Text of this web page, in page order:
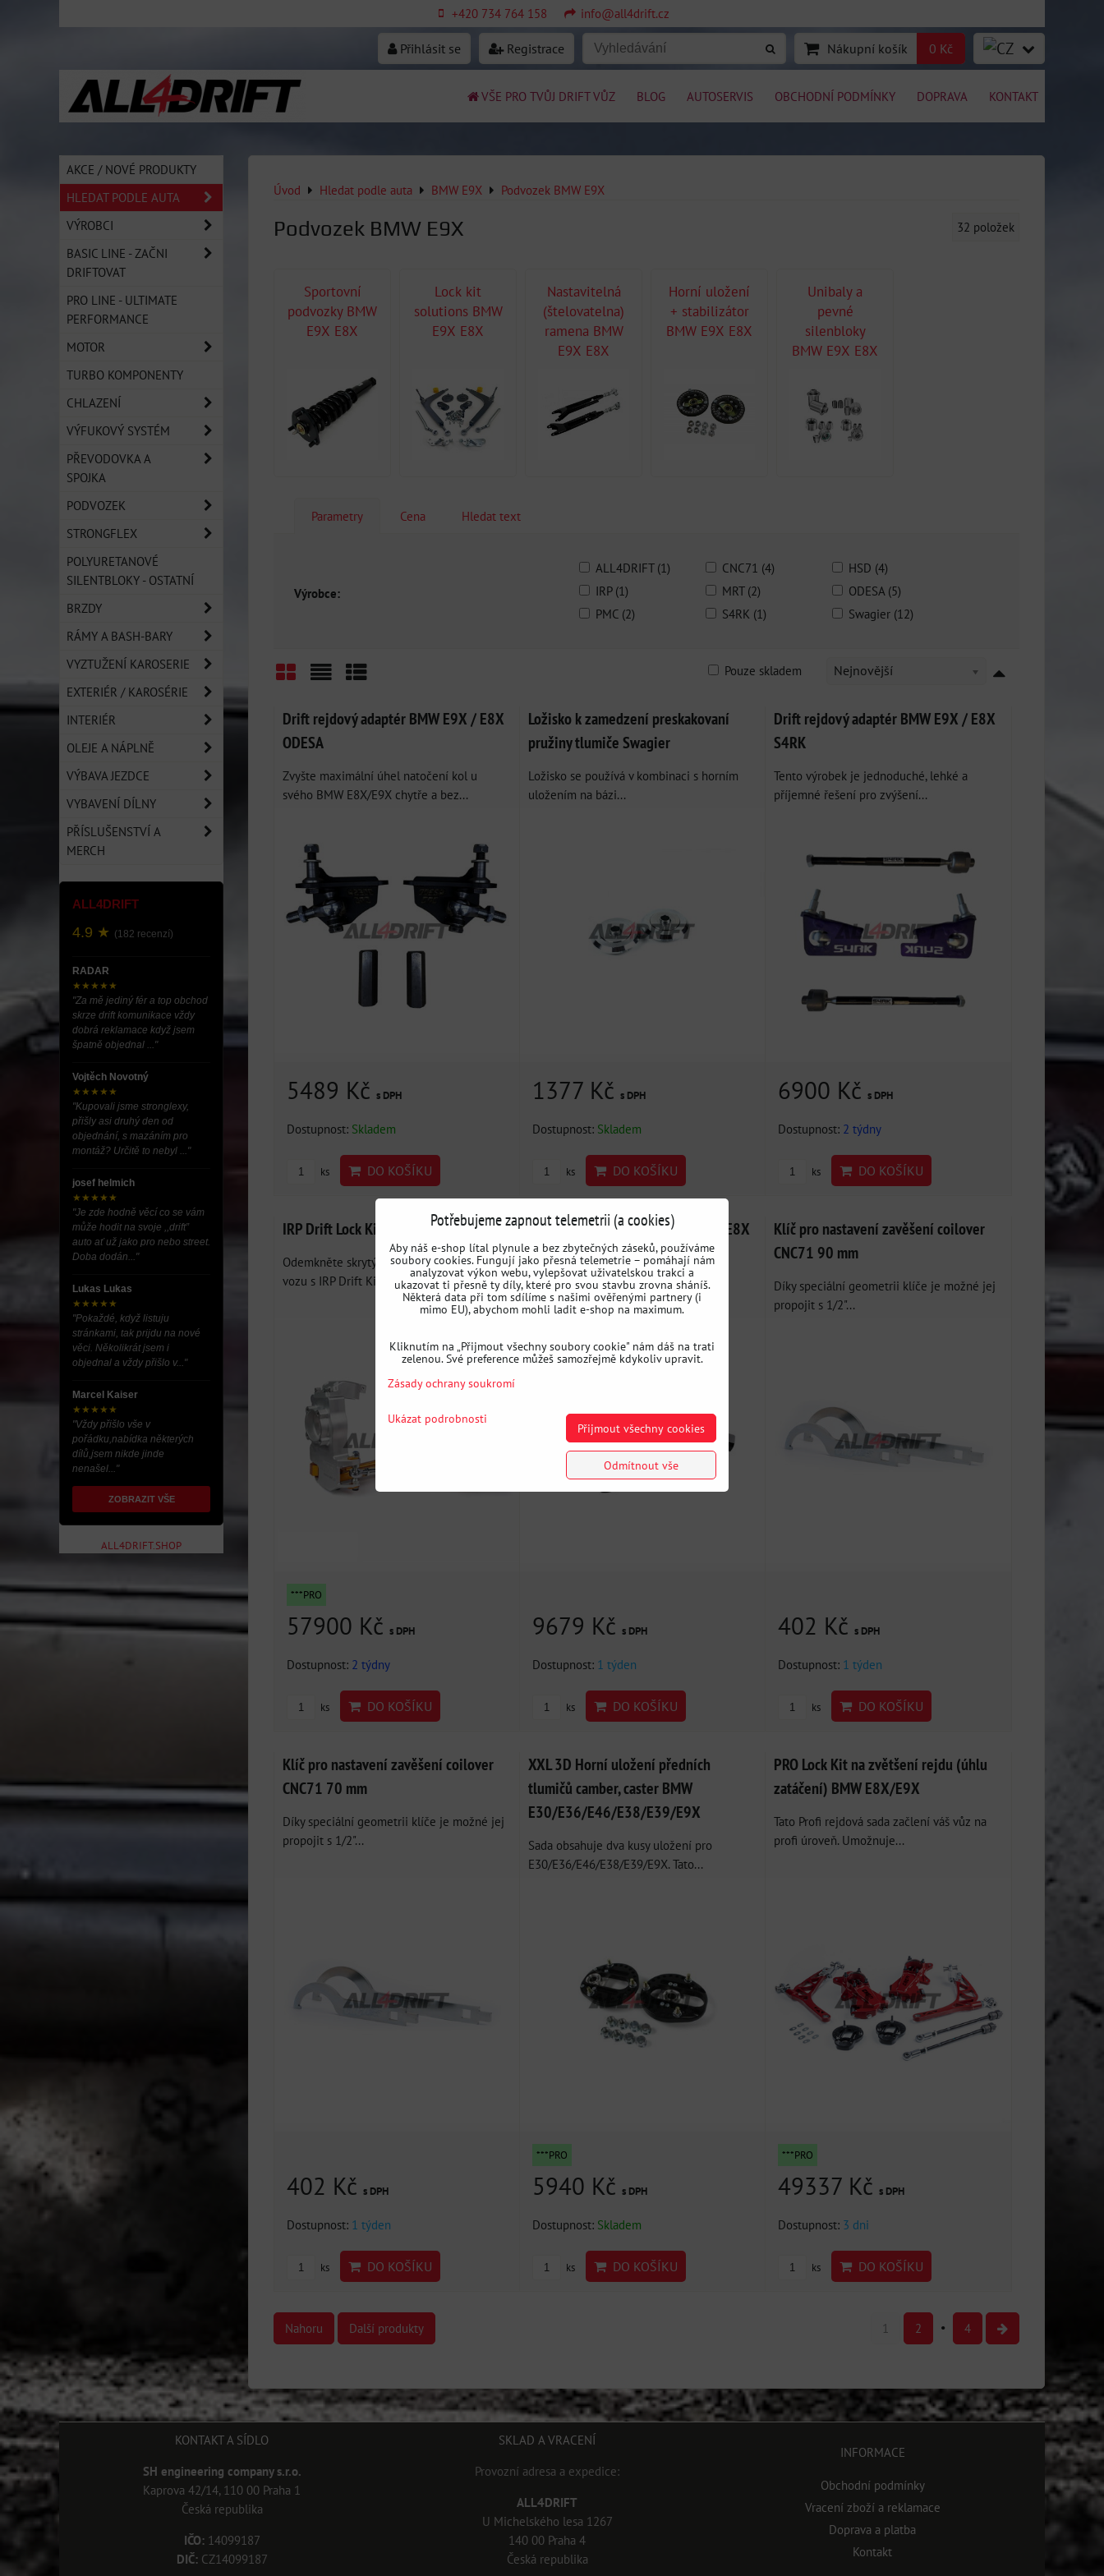
+420 734 764 158 info@all4drift.cz
Přihlásit se Registrace Nákupní košík 0 Kč
VŠE PRO TVŮJ DRIFT VŮZ BLOG AUTOSERVIS OBCHODNÍ PODMÍNKY DOPRAVA KONTAKT
Úvod Hledat podle auta BMW E9X Podvozek BMW E9X
Podvozek BMW E9X 32 položek
Sportovní
podvozky BMW
E9X E8X
Lock kit
solutions BMW
E9X E8X
Nastavitelná
(štelovatelna)
ramena BMW
E9X E8X
Horní uložení
+ stabilizátor
BMW E9X E8X
Unibaly a
pevné
silenbloky
BMW E9X E8X
Parametry Cena Hledat text
Výrobce:
ALL4DRIFT (1) CNC71 (4)
HSD (4)
IRP (1)
MRT (2)
ODESA (5)
PMC (2)
S4RK (1) Swagier (12)
Nejnovější
Pouze skladem
Drift rejdový adaptér BMW E9X / E8X
ODESA
Zvyšte maximální úhel natočení kol u
svého BMW E8X/E9X chytře a bez...
5489 Kč s DPH
Dostupnost: Skladem
ks DO KOŠÍKU
Ložisko k zamedzení preskakovaní
pružiny tlumiče Swagier
Ložisko se používá v kombinaci s horním
uložením na bázi...
1377 Kč s DPH
Dostupnost: Skladem
ks DO KOŠÍKU
Drift rejdový adaptér BMW E9X / E8X
S4RK
Tento výrobek je jednoduché, lehké a
příjemné řešení pro zvýšení...
6900 Kčs DPH
Dostupnost: 2 týdny
ks DO KOŠÍKU
IRP Drift Lock Kit BMW E8X/E9X
Odemkněte skrytý driftový potenciál vašeho
vozu s IRP Drift Kit! S...
***PRO
57900 Kč s DPH
Dostupnost: 2 týdny
ks DO KOŠÍKU
Drift rejdový adaptér BMW E9X / E8X
Tento výrobek je jednoduché, lehké a
příjemné řešení pro zvýšení...
9679 Kč s DPH
Dostupnost: 1 týden
ks DO KOŠÍKU
Klíč pro nastavení zavěšení coilover
CNC71 90 mm
Díky speciální geometrii klíče je možné jej
propojit s 1/2"...
402 Kčs DPH
Dostupnost: 1 týden
ks DO KOŠÍKU
Klíč pro nastavení zavěšení coilover
CNC71 70 mm
Díky speciální geometrii klíče je možné jej
propojit s 1/2"...
402 Kč s DPH
Dostupnost: 1 týden
ks DO KOŠÍKU
XXL 3D Horní uložení předních
tlumičů camber, caster BMW
E30/E36/E46/E38/E39/E9X
Sada obsahuje dva kusy uložení pro
E30/E36/E46/E38/E39/E9X. Tato...
***PRO
5940 Kč s DPH
Dostupnost: Skladem
ks DO KOŠÍKU
PRO Lock Kit na zvětšení rejdu (úhlu
zatáčení) BMW E8X/E9X
Tato Profi rejdová sada začlení váš vůz na
profi úroveň. Umožnuje...
***PRO
49337 Kčs DPH
Dostupnost: 3 dni
ks DO KOŠÍKU
Nahoru Další produkty 1 2 4
AKCE / NOVÉ PRODUKTY
HLEDAT PODLE AUTA
VÝROBCI
BASIC LINE - ZAČNI
DRIFTOVAT
PRO LINE - ULTIMATE
PERFORMANCE
MOTOR
TURBO KOMPONENTY
CHLAZENÍ
VÝFUKOVÝ SYSTÉM
PŘEVODOVKA A
SPOJKA
PODVOZEK
STRONGFLEX
POLYURETANOVÉ
SILENTBLOKY - OSTATNÍ
BRZDY
RÁMY A BASH-BARY
VYZTUŽENÍ KAROSERIE
EXTERIÉR / KAROSÉRIE
INTERIÉR
OLEJE A NÁPLNĚ
VÝBAVA JEZDCE
VYBAVENÍ DÍLNY
PŘÍSLUŠENSTVÍ A
MERCH
ALL4DRIFT
4.9 ★ (182 recenzí)
RADAR
★★★★★
"Za mě jediný fér a top obchod
skrze drift komunikace vždy
dobrá reklamace když jsem
špatně objednal ..."
Vojtěch Novotný
★★★★★
"Kupovali jsme stronglexy,
přišly asi druhý den od
objednání, s mazáním pro
montáž? Určitě to nebyl ..."
josef helmich
★★★★★
"Je zde hodně věcí co se vám
může hodit na svoje ,,drift”
auto ať už jako pro nebo street.
Doba dodán..."
Lukas Lukas
★★★★★
"Pokaždé, když listuju
stránkami, tak prijdu na nové
věci. Několikrát jsem i
objednal a vždy přišlo v..."
Marcel Kaiser
★★★★★
"Vždy přišlo vše v
pořádku,nabídka některých
dílů,jsem nikde jinde
nenašel..."
ZOBRAZIT VŠE
ALL4DRIFT.SHOP
KONTAKT A SÍDLO
SH engineering company s.r.o.
Kaprova 42/14, 110 00 Praha 1
Česká republika
IČO:14099187
DIČ:CZ14099187
SKLAD A VRACENÍ
Provozní adresa a expedice:
ALL4DRIFT
U Michelského lesa 1267
140 00 Praha 4
Česká republika
INFORMACE
Obchodní podmínky
Vracení zboží a reklamace
Doprava a platba
Kontakt
Potřebujeme zapnout telemetrii (a cookies)
Aby náš e-shop lítal plynule a bez zbytečných záseků, používáme
soubory cookies. Fungují jako přesná telemetrie – pomáhají nám
analyzovat výkon webu, vylepšovat uživatelskou trakci a
ukazovat ti přesně ty díly, které pro svou stavbu zrovna sháníš.
Některá data při tom sdílíme s našimi ověřenými partnery (i
mimo EU), abychom mohli ladit e-shop na maximum.
Kliknutím na „Přijmout všechny soubory cookie" nám dáš na trati
zelenou. Své preference můžeš samozřejmě kdykoliv upravit.
Zásady ochrany soukromí
Ukázat podrobnosti
Přijmout všechny cookies
Odmítnout vše